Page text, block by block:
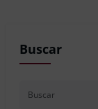
Buscar